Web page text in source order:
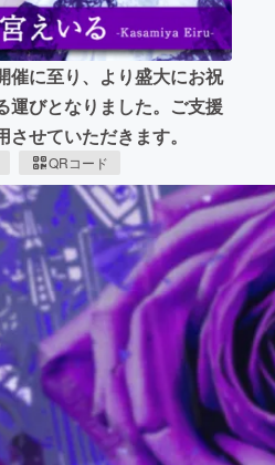
催に至り、より盛大にお祝
運びとなりました。ご支援
せていただきます。
QRコード